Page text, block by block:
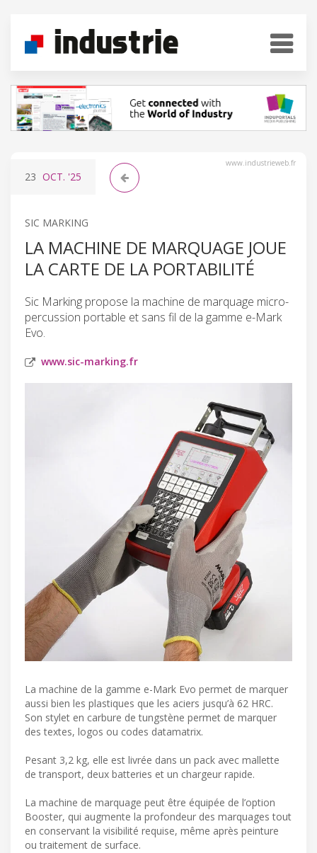
www.industrieweb.fr
23 OCT. '25
SIC MARKING
LA MACHINE DE MARQUAGE JOUE
LA CARTE DE LA PORTABILITÉ
Sic Marking propose la machine de marquage micro-
percussion portable et sans fil de la gamme e-Mark
Evo.
www.sic-marking.fr
La machine de la gamme e-Mark Evo permet de marquer
aussi bien les plastiques que les aciers jusqu’à 62 HRC.
Son stylet en carbure de tungstène permet de marquer
des textes, logos ou codes datamatrix.
Pesant 3,2 kg, elle est livrée dans un pack avec mallette
de transport, deux batteries et un chargeur rapide.
La machine de marquage peut être équipée de l’option
Booster, qui augmente la profondeur des marquages tout
en conservant la visibilité requise, même après peinture
ou traitement de surface.